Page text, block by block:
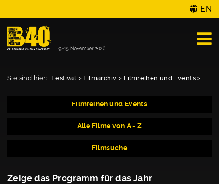
EN
Sie sind hier: Festival > Filmarchiv > Filmreihen und Events >
Filmreihen und Events
Alle Filme von A - Z
Filmsuche
Zeige das Programm für das Jahr